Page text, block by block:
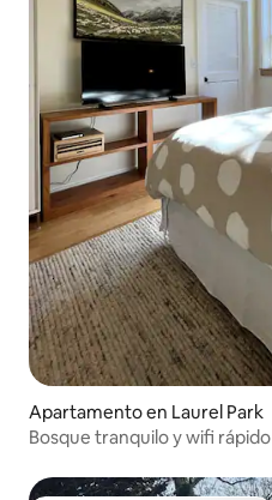
Apartamento en Laurel Park
Bosque tranquilo y wifi rápido